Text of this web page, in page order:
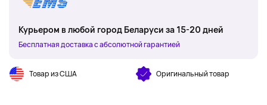
Курьером в любой город Беларуси за 15-20 дней
Бесплатная доставка с абсолютной гарантией
Товар из США Оригинальный товар